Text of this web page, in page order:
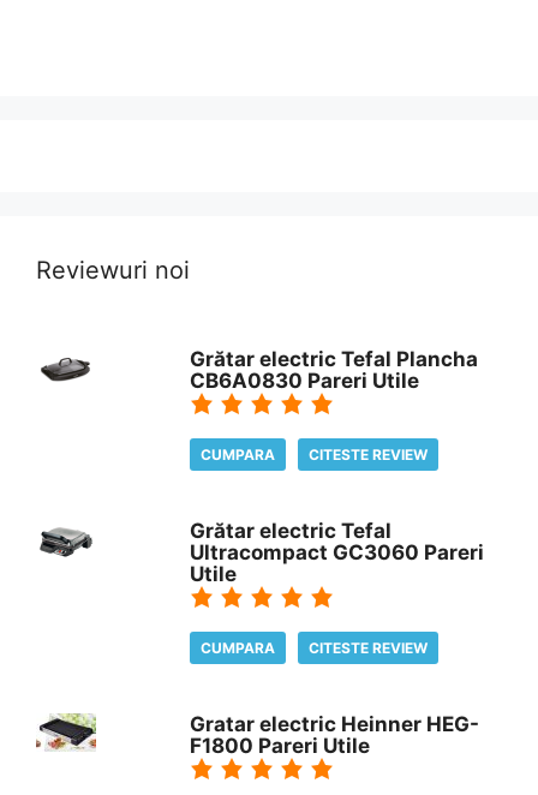
Reviewuri noi
Grătar electric Tefal Plancha
CB6A0830 Pareri Utile
CUMPARA CITESTE REVIEW
Grătar electric Tefal
Ultracompact GC3060 Pareri
Utile
CUMPARA CITESTE REVIEW
Gratar electric Heinner HEG-
F1800 Pareri Utile